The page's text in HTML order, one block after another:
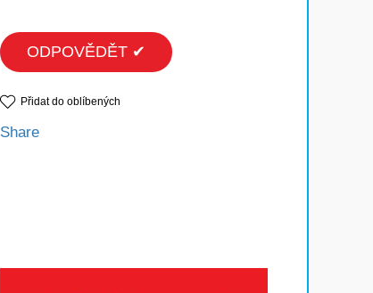
ODPOVĚDĚT ✔
Přidat do oblíbených
Share